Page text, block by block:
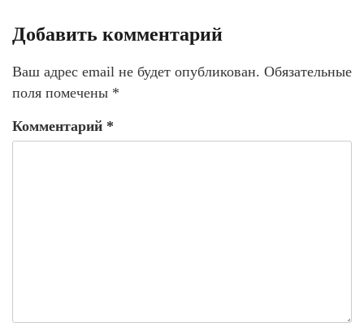
Добавить комментарий
Ваш адрес email не будет опубликован. Обязательные
поля помечены *
Комментарий *